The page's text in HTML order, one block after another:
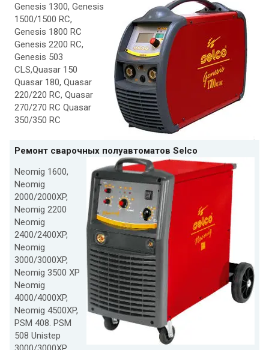
Genesis 1300, Genesis
1500/1500 RC,
Genesis 1800 RC
Genesis 2200 RC,
Genesis 503
CLS,Quasar 150
Quasar 180, Quasar
220/220 RC, Quasar
270/270 RC Quasar
350/350 RC
Ремонт сварочных полуавтоматов Selco
Neomig 1600,
Neomig
2000/2000XP,
Neomig 2200
Neomig
2400/2400XP,
Neomig
3000/3000XP,
Neomig 3500 XP
Neomig
4000/4000XP,
Neomig 4500XP,
PSM 408. PSM
508 Unistep